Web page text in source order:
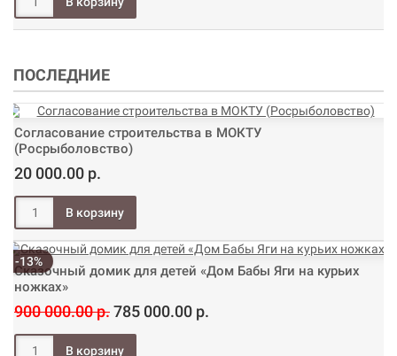
ПОСЛЕДНИЕ
Согласование строительства в МОКТУ
(Росрыболовство)
20 000.00 р.
-13%
Сказочный домик для детей «Дом Бабы Яги на курьих
ножках»
900 000.00 р.785 000.00 р.